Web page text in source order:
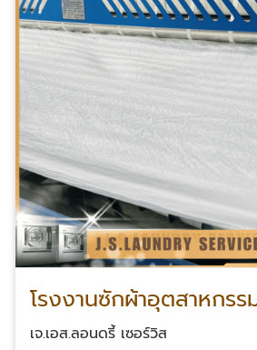
โรงงานซักผ้าอุตสาหกรร
เจ.เอส.ลอนดรี้ เซอร์วิส